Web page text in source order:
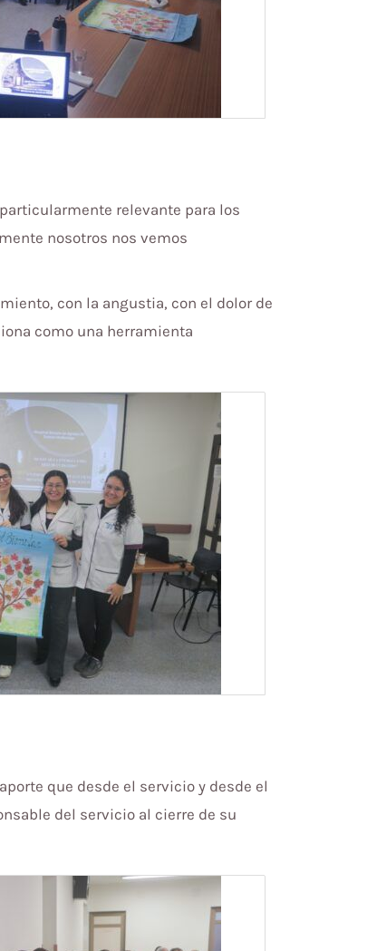
relevante para los
nosotros nos vemos
con la angustia, con el dolor de
como una herramienta
que desde el servicio y desde el
del servicio al cierre de su